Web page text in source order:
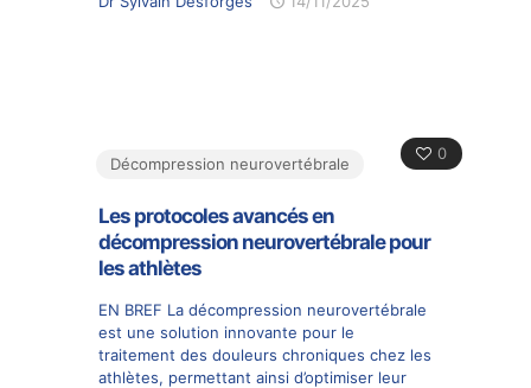
0
Décompression neurovertébrale
Les protocoles avancés en
décompression neurovertébrale pour
les athlètes
EN BREF La décompression neurovertébrale
est une solution innovante pour le
traitement des douleurs chroniques chez les
athlètes, permettant ainsi d’optimiser leur